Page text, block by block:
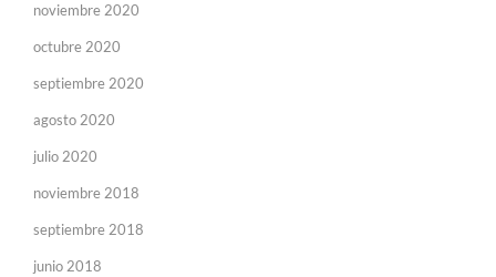
noviembre 2020
octubre 2020
septiembre 2020
agosto 2020
julio 2020
noviembre 2018
septiembre 2018
junio 2018